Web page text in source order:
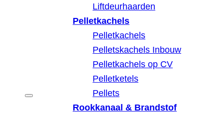
Liftdeurhaarden
Pelletkachels
Pelletkachels
Pelletskachels Inbouw
Pelletkachels op CV
Pelletketels
Pellets
Rookkanaal & Brandstof